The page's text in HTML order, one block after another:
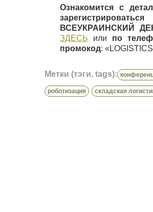
Ознакомится с
ВСЕУКРАИНСКИЙ
ЗДЕСЬ или по
промокод:
Метки (тэги, tags):
роботизация складская